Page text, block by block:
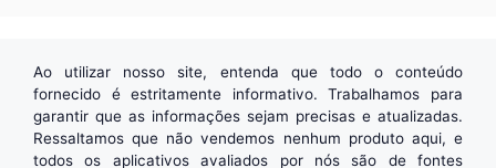
Ao utilizar nosso site, entenda que todo o conteúdo
fornecido é estritamente informativo. Trabalhamos para
garantir que as informações sejam precisas e atualizadas.
Ressaltamos que não vendemos nenhum produto aqui, e
todos os aplicativos avaliados por nós são de fontes